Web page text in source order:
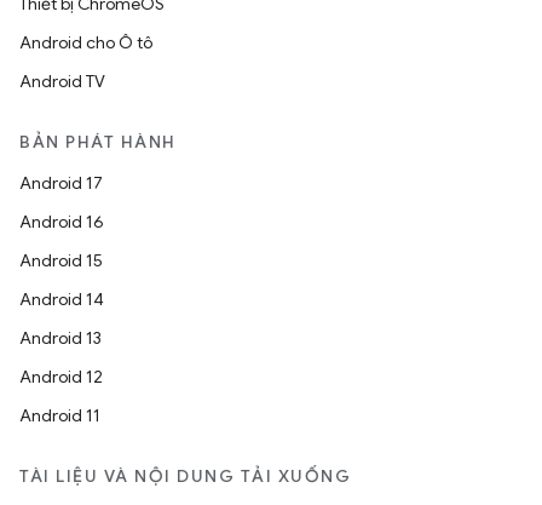
Android cho Ô tô
Android TV
BẢN PHÁT HÀNH
Android 17
Android 16
Android 15
Android 14
Android 13
Android 12
Android 11
TÀI LIỆU VÀ NỘI DUNG TẢI XUỐNG